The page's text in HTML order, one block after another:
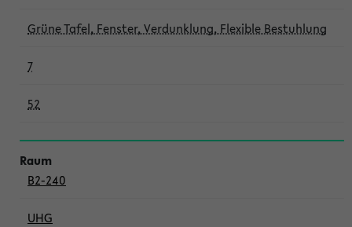
Grüne Tafel, Fenster, Verdunklung, Flexible Bestuhlung
7
52
B2-240
UHG